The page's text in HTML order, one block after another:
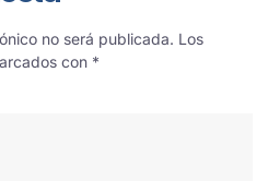
no será publicada. Los
con *